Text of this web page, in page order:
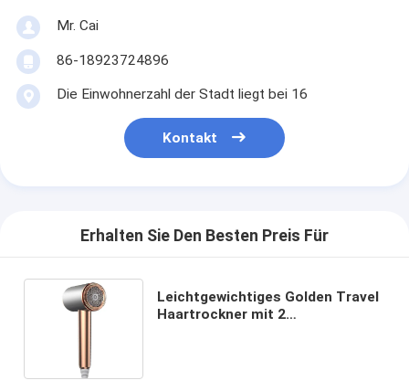
Mr. Cai
86-18923724896
Die Einwohnerzahl der Stadt liegt bei 16
Kontakt
Erhalten Sie Den Besten Preis Für
Leichtgewichtiges Golden Travel
Haartrockner mit 2